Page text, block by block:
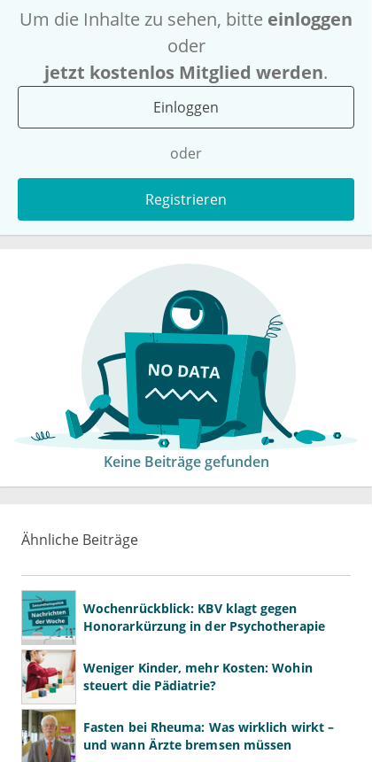
Um die Inhalte zu sehen, bitte einloggen
oder
jetzt kostenlos Mitglied werden.
Einloggen
oder
Registrieren
Keine Beiträge gefunden
Ähnliche Beiträge
Wochenrückblick: KBV klagt gegen
Honorarkürzung in der Psychotherapie
Weniger Kinder, mehr Kosten: Wohin
steuert die Pädiatrie?
Fasten bei Rheuma: Was wirklich wirkt –
und wann Ärzte bremsen müssen